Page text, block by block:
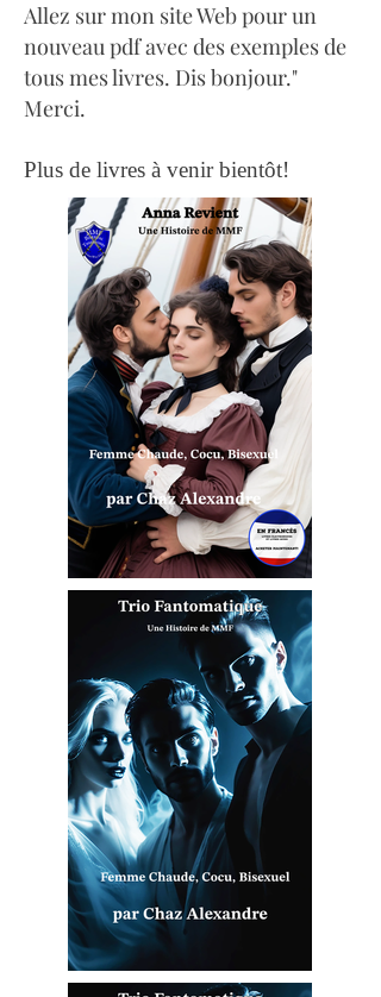
Allez sur mon site Web pour un
nouveau pdf avec des exemples de
tous mes livres. Dis bonjour."
Merci.
Plus de livres à venir bientôt!